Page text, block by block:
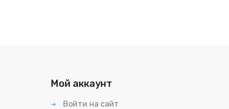
Мой аккаунт
Войти на сайт